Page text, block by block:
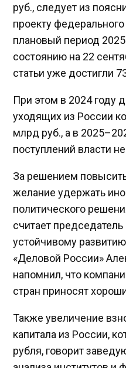
руб., следует из
проекту
плановый период
состоянию на 22
статьи уже достигли
При этом в 2024 году
уходящих из России
млрд руб., а в
поступлений власти
За решением
желание удержать
политического
считает председатель
устойчивому
«Деловой России»
напомнил, что
стран приносят
Также увеличение
капитала из России,
рубля, говорит